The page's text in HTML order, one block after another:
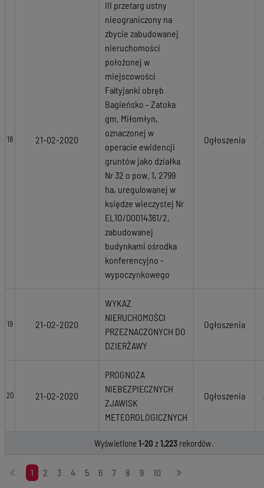
18 21-02-2020
III przetarg ustny
nieograniczony na
zbycie zabudowanej
nieruchomości
położonej w
miejscowości
Faltyjanki obręb
Bagieńsko - Zatoka
gm. Miłomłyn,
oznaczonej w
operacie ewidencji
gruntów jako działka
Nr 32 o pow. 1, 2799
ha, uregulowanej w
księdze wieczystej Nr
EL1O/00014361/2,
zabudowanej
budynkami ośrodka
konferencyjno -
wypoczynkowego
Ogłoszenia
19 21-02-2020
WYKAZ
NIERUCHOMOŚCI
PRZEZNACZONYCH DO
DZIERŻAWY
Ogłoszenia
20 21-02-2020
PROGNOZA
NIEBEZPIECZNYCH
ZJAWISK
METEOROLOGICZNYCH
Ogłoszenia
Wyświetlone1-20 z1,223 rekordów.
Stronicowanie
1 2 3 4 5 6 7 8 9 10